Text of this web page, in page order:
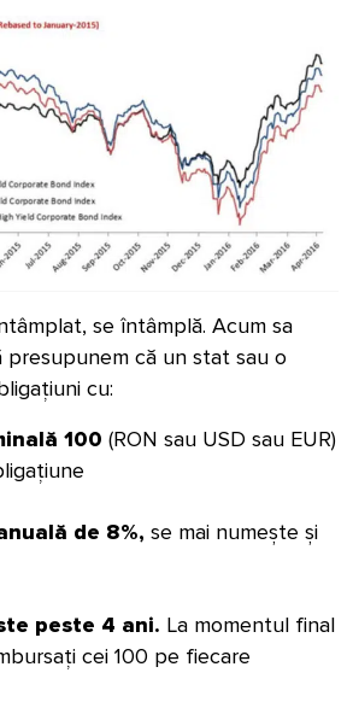
se întâmplă. Acum sa
presupunem că un stat sau o
cu:
100 (RON sau USD sau EUR)
de 8%, se mai numește și
peste 4 ani. La momentul final
cei 100 pe fiecare